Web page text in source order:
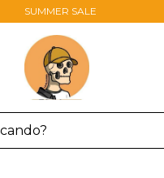
SUMMER SALE